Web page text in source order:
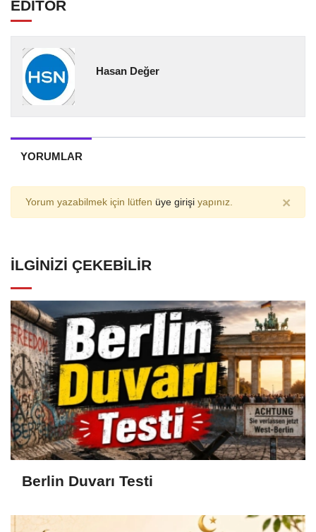
EDİTÖR
Hasan Değer
YORUMLAR
Yorum yazabilmek için lütfen üye girişi yapınız. ×
İLGINIZI ÇEKEBILIR
Berlin Duvarı Testi